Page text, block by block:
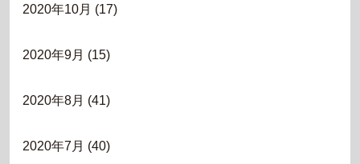
2020年10月 (17)
2020年9月 (15)
2020年8月 (41)
2020年7月 (40)